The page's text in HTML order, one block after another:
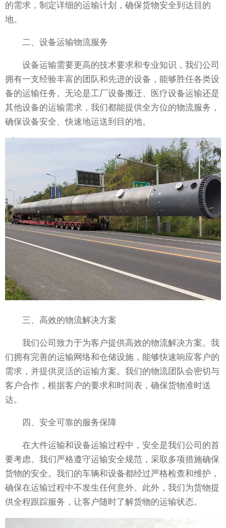
的需求，制定详细的运输计划，确保货物安全到达目的
地。
二、设备运输物流服务
设备运输需要更高的技术要求和专业知识，我们公司
拥有一支经验丰富的团队和先进的设备，能够胜任各类设
备的运输任务。无论是工厂设备搬迁、医疗设备运输还是
其他设备的运输需求，我们都能提供全方位的物流服务，
确保设备安全、快速地运送到目的地。
三、高效的物流解决方案
我们公司致力于为客户提供高效的物流解决方案。我
们拥有完善的运输网络和仓储设施，能够快速响应客户的
需求，并提供灵活的运输方案。我们的物流团队会密切与
客户合作，根据客户的要求和时间表，确保货物准时送
达。
四、安全可靠的服务保障
在大件运输和设备运输过程中，安全是我们公司的首
要考虑。我们严格遵守运输安全规范，采取多项措施确保
货物的安全。我们的车辆和设备都经过严格检查和维护，
确保在运输过程中不发生任何意外。此外，我们为货物提
供全程跟踪服务，让客户随时了解货物的运输状态。